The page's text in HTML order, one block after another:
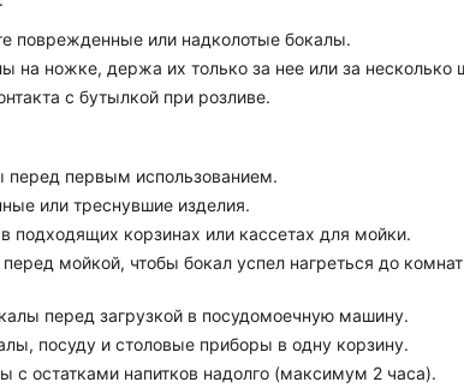
поврежденные или надколотые бокалы.
на ножке, держа их только за нее или за несколько
с бутылкой при розливе.
перед первым использованием.
или треснувшие изделия.
подходящих корзинах или кассетах для мойки.
перед мойкой, чтобы бокал успел нагреться до
перед загрузкой в посудомоечную машину.
посуду и столовые приборы в одну корзину.
с остатками напитков надолго (максимум 2 часа).